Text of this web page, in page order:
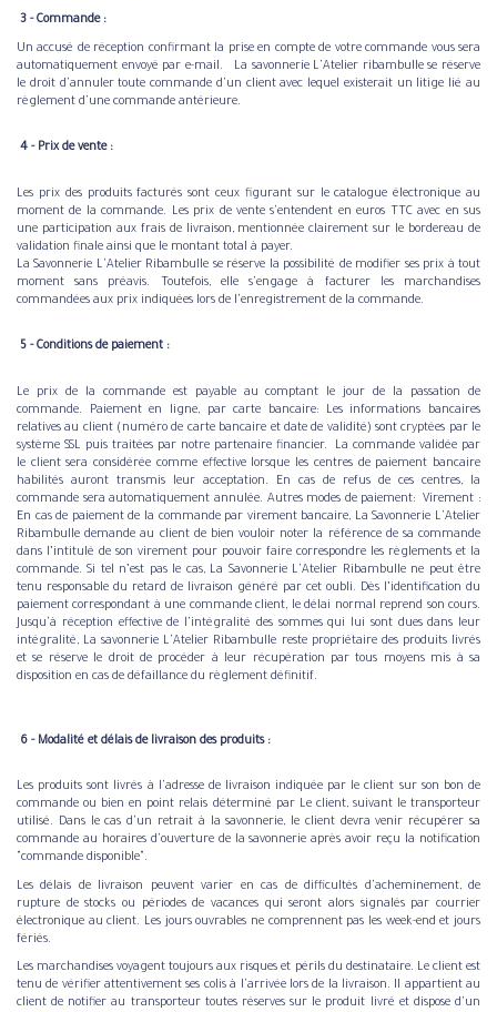
​ ​3 - Commande :
​Un accusé de réception confirmant la prise en compte de votre commande vous sera
automatiquement envoyé par e-mail. La savonnerie L'Atelier ribambulle se réserve
le droit d'annuler toute commande d'un client avec lequel existerait un litige lié au
règlement d'une commande antérieure.
​ 4 - Prix de vente :
​Les prix des produits facturés sont ceux figurant sur le catalogue électronique au
moment de la commande. Les prix de vente s'entendent en euros TTC avec en sus
une participation aux frais de livraison, mentionnée clairement sur le bordereau de
validation finale ainsi que le montant total à payer.
La Savonnerie L'Atelier Ribambulle se réserve la possibilité de modifier ses prix à tout
moment sans préavis. Toutefois, elle s'engage à facturer les marchandises
commandées aux prix indiquées lors de l'enregistrement de la commande.
​ ​5 - Conditions de paiement :
​Le prix de la commande est payable au comptant le jour de la passation de
commande. Paiement en ligne, par carte bancaire: Les informations bancaires
relatives au client (numéro de carte bancaire et date de validité) sont cryptées par le
système SSL puis traitées par notre partenaire financier. La commande validée par
le client sera considérée comme effective lorsque les centres de paiement bancaire
habilités auront transmis leur acceptation. En cas de refus de ces centres, la
commande sera automatiquement annulée. Autres modes de paiement: Virement :
En cas de paiement de la commande par virement bancaire, La Savonnerie L'Atelier
Ribambulle demande au client de bien vouloir noter la référence de sa commande
dans l’intitulé de son virement pour pouvoir faire correspondre les règlements et la
commande. Si tel n’est pas le cas, La Savonnerie L'Atelier Ribambulle ne peut être
tenu responsable du retard de livraison généré par cet oubli. Dès l’identification du
paiement correspondant à une commande client, le délai normal reprend son cours.
Jusqu'à réception effective de l'intégralité des sommes qui lui sont dues dans leur
intégralité, La savonnerie L'Atelier Ribambulle reste propriétaire des produits livrés
et se réserve le droit de procéder à leur récupération par tous moyens mis à sa
disposition en cas de défaillance du règlement définitif.
​ ​6 - Modalité et délais de livraison des produits :
Les produits sont livrés à l'adresse de livraison indiquée par le client sur son bon de
commande ou bien en point relais déterminé par Le client, suivant le transporteur
utilisé. Dans le cas d'un retrait à la savonnerie, le client devra venir récupérer sa
commande au horaires d'ouverture de la savonnerie après avoir reçu la notification
"commande disponible".
Les délais de livraison peuvent varier en cas de difficultés d'acheminement, de
rupture de stocks ou périodes de vacances qui seront alors signalés par courrier
électronique au client. Les jours ouvrables ne comprennent pas les week-end et jours
fériés.
Les marchandises voyagent toujours aux risques et périls du destinataire. Le client est
tenu de vérifier attentivement ses colis à l'arrivée lors de la livraison. Il appartient au
client de notifier au transporteur toutes réserves sur le produit livré et dispose d'un